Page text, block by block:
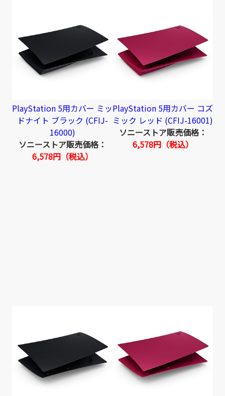
PlayStation 5用カバー ミッ
ドナイト ブラック (CFIJ-
16000)
ソニーストア販売価格：
6,578円（税込）
PlayStation 5用カバー コズ
ミック レッド (CFIJ-16001)
ソニーストア販売価格：
6,578円（税込）